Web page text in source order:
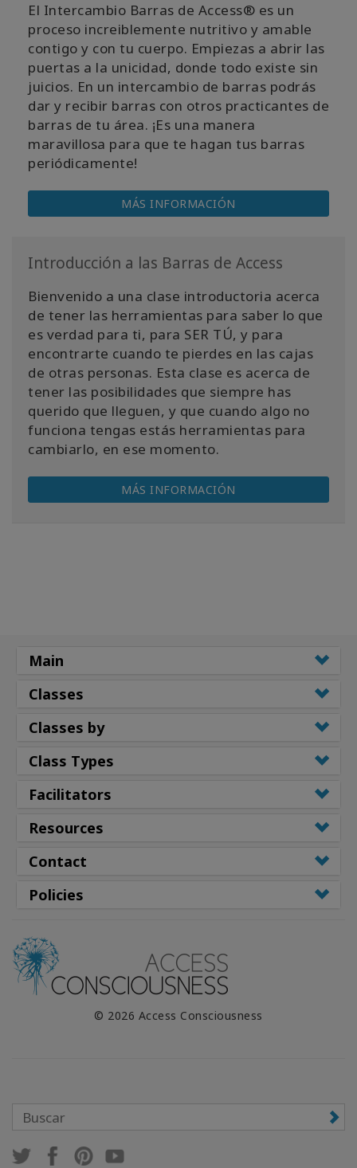
El Intercambio Barras de Access® es un
proceso increiblemente nutritivo y amable
contigo y con tu cuerpo. Empiezas a abrir las
puertas a la unicidad, donde todo existe sin
juicios. En un intercambio de barras podrás
dar y recibir barras con otros practicantes de
barras de tu área. ¡Es una manera
maravillosa para que te hagan tus barras
periódicamente!
MÁS INFORMACIÓN
Introducción a las Barras de Access
Bienvenido a una clase introductoria acerca
de tener las herramientas para saber lo que
es verdad para ti, para SER TÚ, y para
encontrarte cuando te pierdes en las cajas
de otras personas. Esta clase es acerca de
tener las posibilidades que siempre has
querido que lleguen, y que cuando algo no
funciona tengas estás herramientas para
cambiarlo, en ese momento.
MÁS INFORMACIÓN
Main
Classes
Classes by
Class Types
Facilitators
Resources
Contact
Policies
© 2026 Access Consciousness